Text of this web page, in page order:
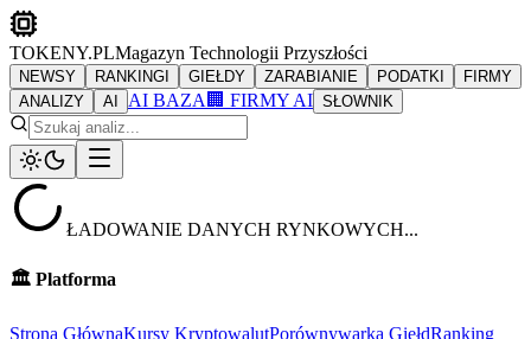
TOKENY.PLMagazyn Technologii Przyszłości
NEWSY RANKINGI GIEŁDY ZARABIANIE PODATKI
FIRMY
ANALIZY
AI AI BAZA 🏢 FIRMY AI SŁOWNIK
ŁADOWANIE DANYCH RYNKOWYCH...
🏛️ Platforma
Strona GłównaKursy KryptowalutPorównywarka GiełdRanking